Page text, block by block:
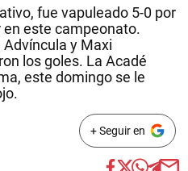
fue vapuleado 5-0 por
este campeonato.
y Maxi
los goles. La Acadé
este domingo se le
+ Seguir en